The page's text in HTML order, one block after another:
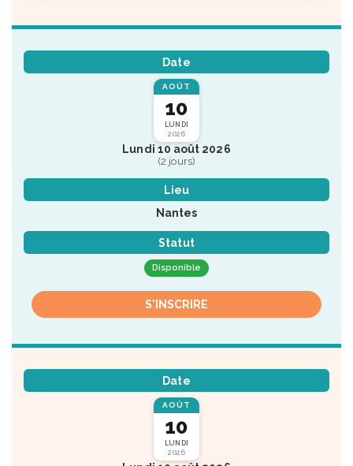
Date
AOÛT
10
LUNDI
2026
Lundi 10 août 2026
(2 jours)
Lieu
Nantes
Statut
Disponible
S'INSCRIRE
Date
AOÛT
10
LUNDI
2026